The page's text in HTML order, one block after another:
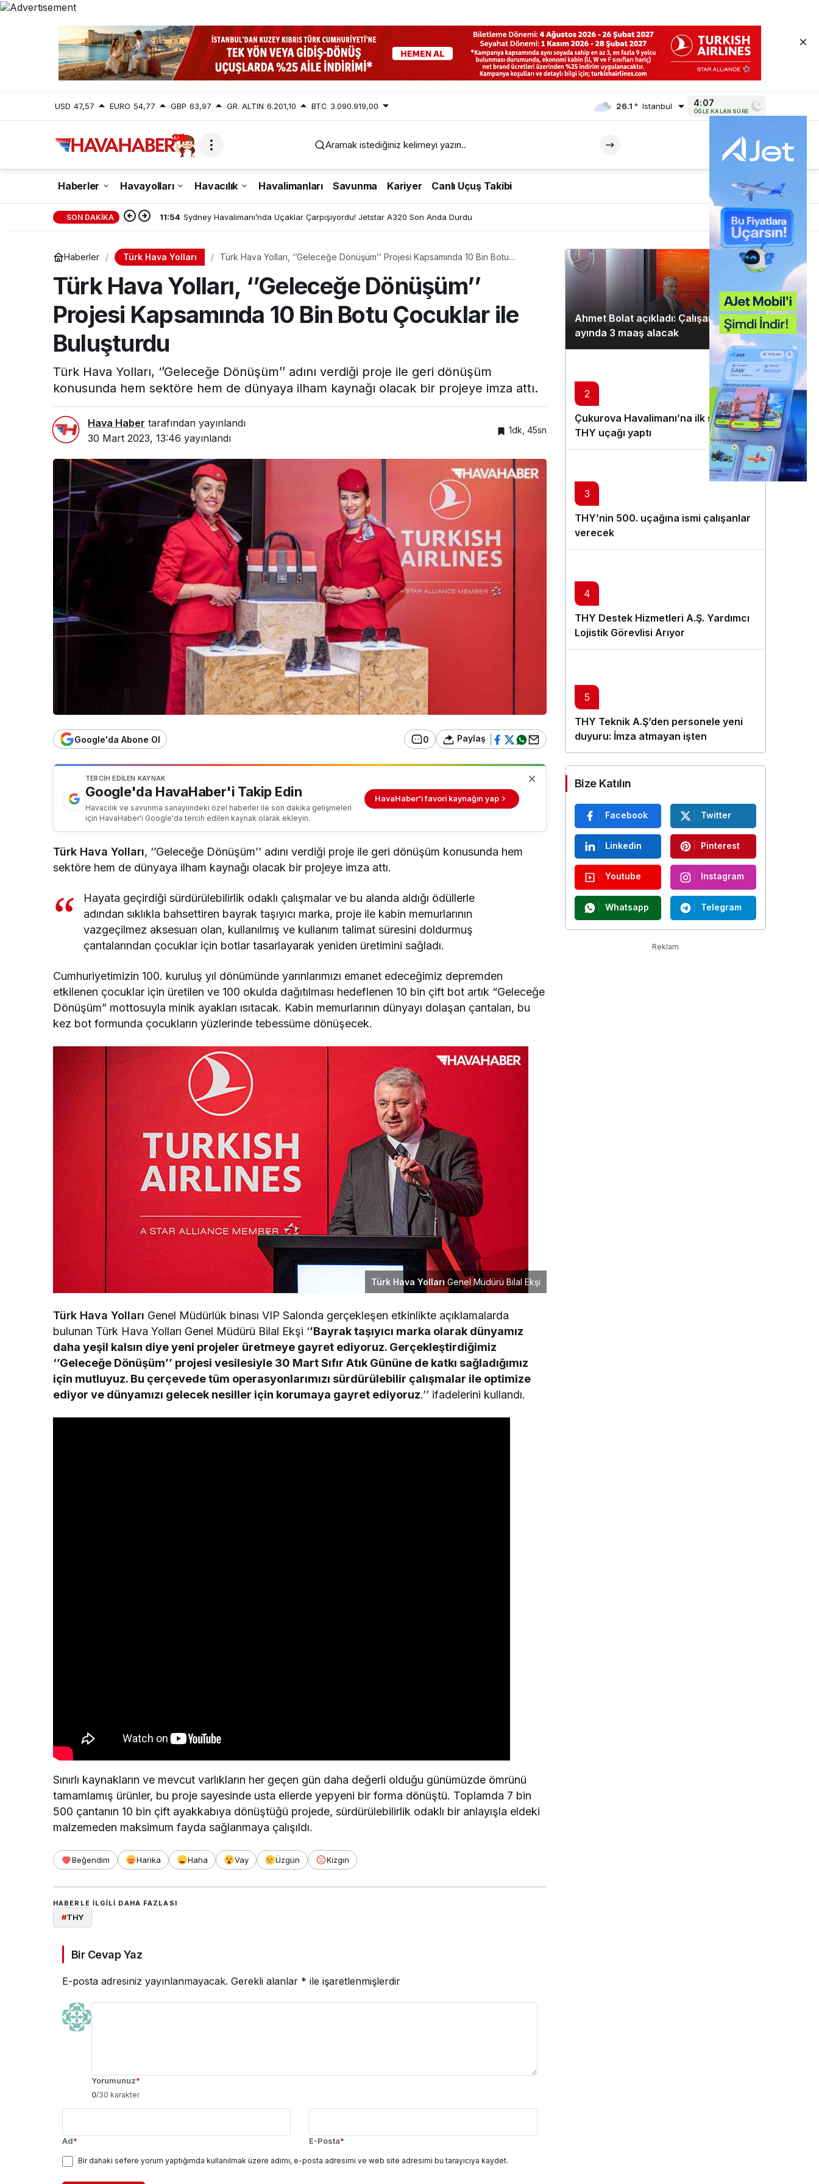
USD 47,57 EURO 54,77 GBP 63,97 GR. ALTIN 6.201,10 BTC 3.090.919,00 26.1 ° Istanbul 4:06
ÖĞLE KALAN SÜRE
Aramak istediğiniz kelimeyi yazın..
Haberler Havayolları Havacılık Havalimanları Savunma Kariyer Canlı Uçuş Takibi
Mod
değiştir
Gündüz Modu
Gündüz modunu seçin.
Gece Modu
SON DAKİKA 11:54 Sydney Havalimanı’nda Uçaklar Çarpışıyordu! Jetstar A320 Son Anda Durdu
Haberler Türk Hava Yolları
Türk Hava Yolları, ‘’Geleceğe Dönüşüm’’ Projesi Kapsamında 10 Bin Botu
Türk Hava Yolları, ‘’Geleceğe Dönüşüm’’
Projesi Kapsamında 10 Bin Botu Çocuklar ile
Buluşturdu
Türk Hava Yolları, ‘’Geleceğe Dönüşüm’’ adını verdiği proje ile geri dönüşüm
konusunda hem sektöre hem de dünyaya ilham kaynağı olacak bir projeye imza attı.
Hava Haber tarafından yayınlandı
30 Mart 2023, 13:46 yayınlandı
1dk, 45sn
Google'da Abone Ol 0 Paylaş
TERCIH EDILEN KAYNAK
Google'da HavaHaber'i Takip Edin
Havacılık ve savunma sanayiindeki özel haberler ile son dakika gelişmeleri
için HavaHaber'i Google'da tercih edilen kaynak olarak ekleyin.
HavaHaber'i favori kaynağın yap
Türk Hava Yolları, ‘’Geleceğe Dönüşüm’’ adını verdiği proje ile geri dönüşüm konusunda hem
sektöre hem de dünyaya ilham kaynağı olacak bir projeye imza attı.
Hayata geçirdiği sürdürülebilirlik odaklı çalışmalar ve bu alanda aldığı ödüllerle
adından sıklıkla bahsettiren bayrak taşıyıcı marka, proje ile kabin memurlarının
vazgeçilmez aksesuarı olan, kullanılmış ve kullanım talimat süresini doldurmuş
çantalarından çocuklar için botlar tasarlayarak yeniden üretimini sağladı.
Cumhuriyetimizin 100. kuruluş yıl dönümünde yarınlarımızı emanet edeceğimiz depremden
etkilenen çocuklar için üretilen ve 100 okulda dağıtılması hedeflenen 10 bin çift bot artık “Geleceğe
Dönüşüm” mottosuyla minik ayakları ısıtacak. Kabin memurlarının dünyayı dolaşan çantaları, bu
kez bot formunda çocukların yüzlerinde tebessüme dönüşecek.
Türk Hava YollarıGenel Müdürü Bilal Ekşi
Türk Hava Yolları Genel Müdürlük binası VIP Salonda gerçekleşen etkinlikte açıklamalarda
bulunan Türk Hava Yolları Genel Müdürü Bilal Ekşi ‘’Bayrak taşıyıcı marka olarak dünyamız
daha yeşil kalsın diye yeni projeler üretmeye gayret ediyoruz. Gerçekleştirdiğimiz
‘’Geleceğe Dönüşüm’’ projesi vesilesiyle 30 Mart Sıfır Atık Gününe de katkı sağladığımız
için mutluyuz. Bu çerçevede tüm operasyonlarımızı sürdürülebilir çalışmalar ile optimize
ediyor ve dünyamızı gelecek nesiller için korumaya gayret ediyoruz.’’ ifadelerini kullandı.
Sınırlı kaynakların ve mevcut varlıkların her geçen gün daha değerli olduğu günümüzde ömrünü
tamamlamış ürünler, bu proje sayesinde usta ellerde yepyeni bir forma dönüştü. Toplamda 7 bin
500 çantanın 10 bin çift ayakkabıya dönüştüğü projede, sürdürülebilirlik odaklı bir anlayışla eldeki
malzemeden maksimum fayda sağlanmaya çalışıldı.
Beğendim Harika Haha Vay Üzgün Kızgın
HABERLE ILGILI DAHA FAZLASI
#THY
Bir Cevap Yaz
E-posta adresiniz yayınlanmayacak. Gerekli alanlar * ile işaretlenmişlerdir
Yorumunuz*
0/30 karakter
Ad* E-Posta*
Bir dahaki sefere yorum yaptığımda kullanılmak üzere adımı, e-posta adresimi ve web site adresimi bu tarayıcıya kaydet.
Ahmet Bolat açıkladı: Çalışanlar ocak
ayında 3 maaş alacak
2
Çukurova Havalimanı’na ilk seferi
THY uçağı yaptı
3
THY’nin 500. uçağına ismi çalışanlar
verecek
4
THY Destek Hizmetleri A.Ş. Yardımcı
Lojistik Görevlisi Arıyor
5
THY Teknik A.Ş’den personele yeni
duyuru: İmza atmayan işten
çıkarılacak
Bize Katılın
Facebook Twitter
Linkedin Pinterest
Youtube Instagram
Whatsapp Telegram
Reklam